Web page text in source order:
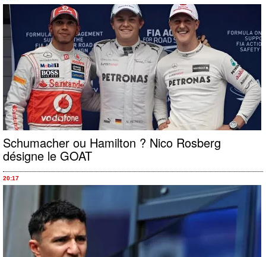
Schumacher ou Hamilton ? Nico Rosberg
désigne le GOAT
20:17